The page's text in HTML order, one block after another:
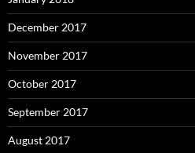
December 2017
November 2017
October 2017
September 2017
August 2017